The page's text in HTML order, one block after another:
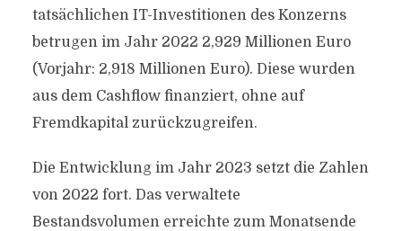
tatsächlichen IT-Investitionen des Konzerns
betrugen im Jahr 2022 2,929 Millionen Euro
(Vorjahr: 2,918 Millionen Euro). Diese wurden
aus dem Cashflow finanziert, ohne auf
Fremdkapital zurückzugreifen.
Die Entwicklung im Jahr 2023 setzt die Zahlen
von 2022 fort. Das verwaltete
Bestandsvolumen erreichte zum Monatsende